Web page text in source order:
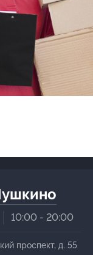
10:00 - 20:00
проспект, д. 55